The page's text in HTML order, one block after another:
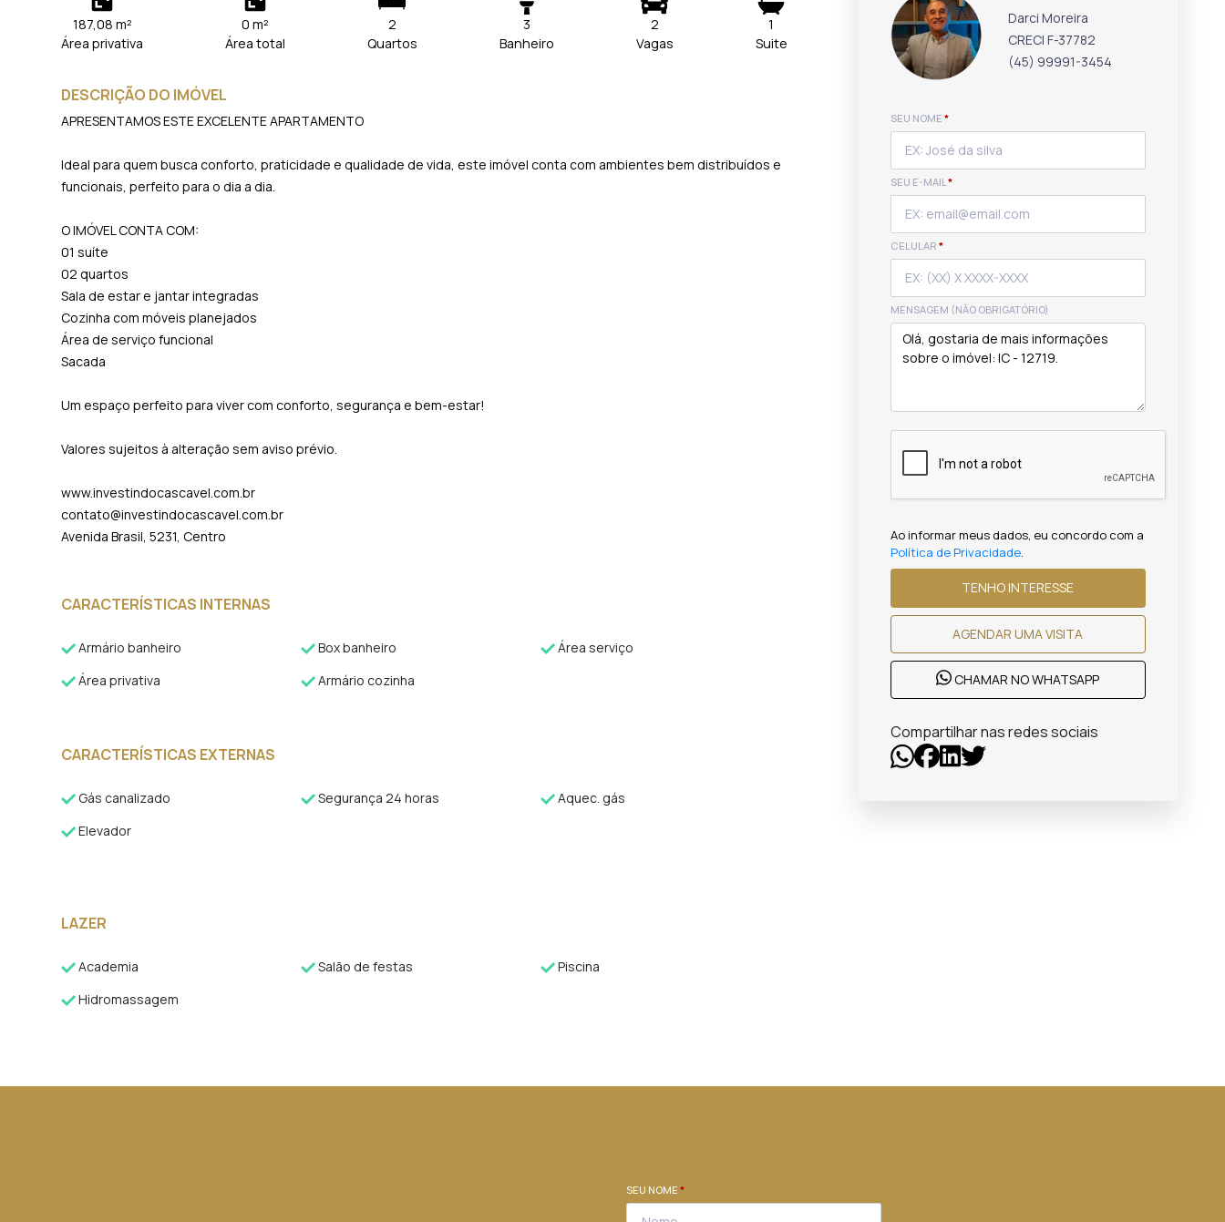
187,08 m²
Área privativa
0 m²
Área total
2
Quartos
3
Banheiro
2
Vagas
1
Suite
DESCRIÇÃO DO IMÓVEL
APRESENTAMOS ESTE EXCELENTE APARTAMENTO
Ideal para quem busca conforto, praticidade e qualidade de vida, este imóvel conta com ambientes bem distribuídos e
funcionais, perfeito para o dia a dia.
O IMÓVEL CONTA COM:
01 suíte
02 quartos
Sala de estar e jantar integradas
Cozinha com móveis planejados
Área de serviço funcional
Sacada
Um espaço perfeito para viver com conforto, segurança e bem-estar!
Valores sujeitos à alteração sem aviso prévio.
www.investindocascavel.com.br
contato@investindocascavel.com.br
Avenida Brasil, 5231, Centro
CARACTERÍSTICAS INTERNAS
Armário banheiro Box banheiro
Área serviço
Área privativa
Armário cozinha
CARACTERÍSTICAS EXTERNAS
Gás canalizado Segurança 24 horas
Aquec. gás
Elevador
LAZER
Academia Salão de festas
Piscina
Hidromassagem
Darci Moreira
CRECI F-37782
(45) 99991-3454
SEU NOME *
SEU E-MAIL *
CELULAR *
MENSAGEM (NÃO OBRIGATÓRIO)
Ao informar meus dados, eu concordo com a
Política de Privacidade.
TENHO INTERESSE
AGENDAR UMA VISITA
CHAMAR NO WHATSAPP
Compartilhar nas redes sociais
SEU NOME *